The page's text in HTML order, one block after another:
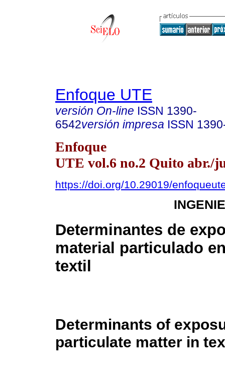
Enfoque UTE
versión On-line ISSN 1390-
6542versión impresa ISSN
Enfoque
UTE vol.6 no.2 Quito abr./
https://doi.org/10.29019/
Determinantes de
material particulado
textil
Determinants of
particulate matter in